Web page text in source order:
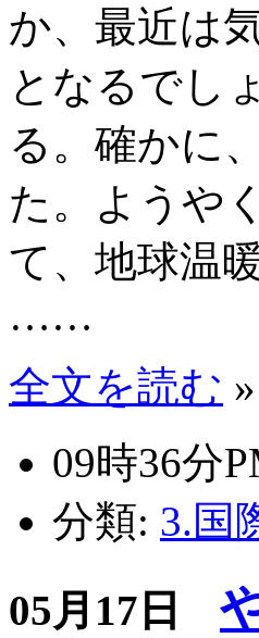
か、最近は
となるでし
る。確かに
た。ようや
て、地球温
……
全文を読む »
09時36分
分類: 3.国
05月17日